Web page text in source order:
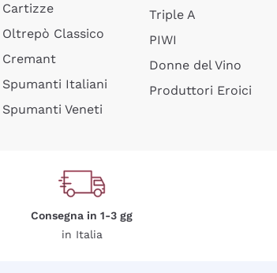
Cartizze
Oltrepò Classico
Cremant
Spumanti Italiani
Spumanti Veneti
Triple A
PIWI
Donne del Vino
Produttori Eroici
Consegna in 1-3 gg
in Italia